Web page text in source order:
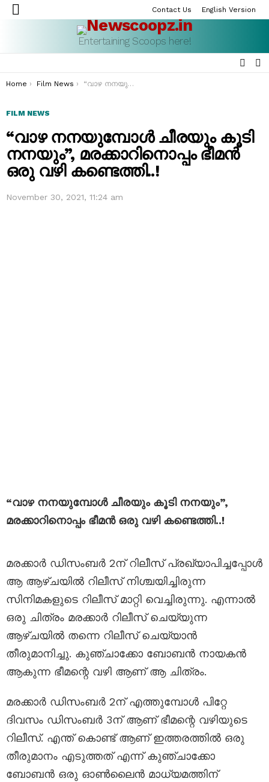
Menu
Contact Us English Version
Entertaining Scoops here!
You are here:
Home Film News “വാഴ നനയുമ്പോൾ ചീരയും കൂടി നനയും”, മരക്കാറിനൊപ്പം ഭീമൻ ഒരു വഴി കണ്ടെത്തി..!
FILM NEWS
“വാഴ നനയുമ്പോൾ ചീരയും കൂടി
നനയും”, മരക്കാറിനൊപ്പം ഭീമൻ
ഒരു വഴി കണ്ടെത്തി..!
November 30, 2021, 11:24 am
“വാഴ നനയുമ്പോൾ ചീരയും കൂടി നനയും”,
മരക്കാറിനൊപ്പം ഭീമൻ ഒരു വഴി കണ്ടെത്തി..!
മരക്കാർ ഡിസംബർ 2ന് റിലീസ് പ്രഖ്യാപിച്ചപ്പോൾ
ആ ആഴ്ചയിൽ റിലീസ് നിശ്ചയിച്ചിരുന്ന
സിനിമകളുടെ റിലീസ് മാറ്റി വെച്ചിരുന്നു. എന്നാൽ
ഒരു ചിത്രം മരക്കാർ റിലീസ് ചെയ്യുന്ന
ആഴ്ചയിൽ തന്നെ റിലീസ് ചെയ്യാൻ
തീരുമാനിച്ചു. കുഞ്ചാക്കോ ബോബൻ നായകൻ
ആകുന്ന ഭീമന്റെ വഴി ആണ് ആ ചിത്രം.
മരക്കാർ ഡിസംബർ 2ന് എത്തുമ്പോൾ പിറ്റേ
ദിവസം ഡിസംബർ 3ന് ആണ് ഭീമന്റെ വഴിയുടെ
റിലീസ്. എന്ത് കൊണ്ട് ആണ് ഇത്തരത്തിൽ ഒരു
തീരുമാനം എടുത്തത് എന്ന് കുഞ്ചാക്കോ
ബോബൻ ഒരു ഓൺലൈൻ മാധ്യമത്തിന്